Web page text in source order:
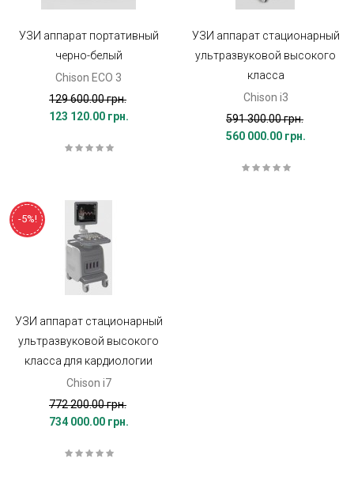
УЗИ аппарат портативный
черно-белый
Chison ECO 3
129 600.00 грн.
123 120.00 грн.
УЗИ аппарат стационарный
ультразвуковой высокого
класса
Chison i3
591 300.00 грн.
560 000.00 грн.
-5%!
УЗИ аппарат стационарный
ультразвуковой высокого
класса для кардиологии
Chison i7
772 200.00 грн.
734 000.00 грн.